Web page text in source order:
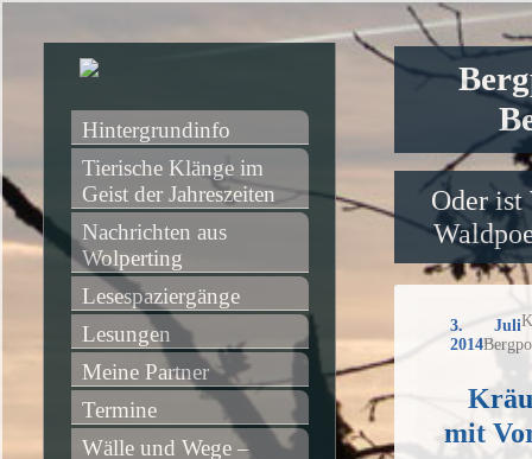
Oder ist
3. Juli
2014
mit
Hintergrundinfo
Tierische Klänge im
Geist der Jahreszeiten
Nachrichten aus
Wolperting
Lesespaziergänge
Lesungen
Meine Partner
Termine
Wälle und Wege –